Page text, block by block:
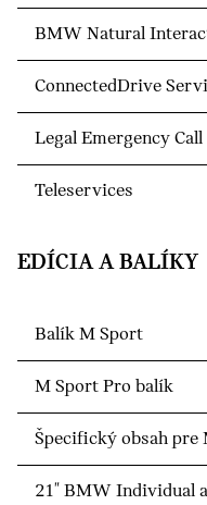
BMW Natural
ConnectedDrive
Legal Emergency
Teleservices
EDÍCIA A BALÍKY
Balík M Sport
M Sport Pro balík
Špecifický obsah pre
21" BMW Individual